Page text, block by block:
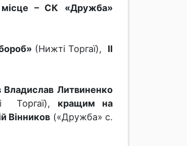
місце – СК
«Дружба»
(Нижті Торгаї), ІІ
Литвиненко
Торгаї), кращим на
Вінников («Дружба» с.